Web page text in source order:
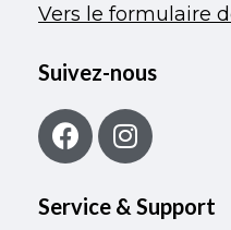
Vers le formulaire
Suivez-nous
Service & Support